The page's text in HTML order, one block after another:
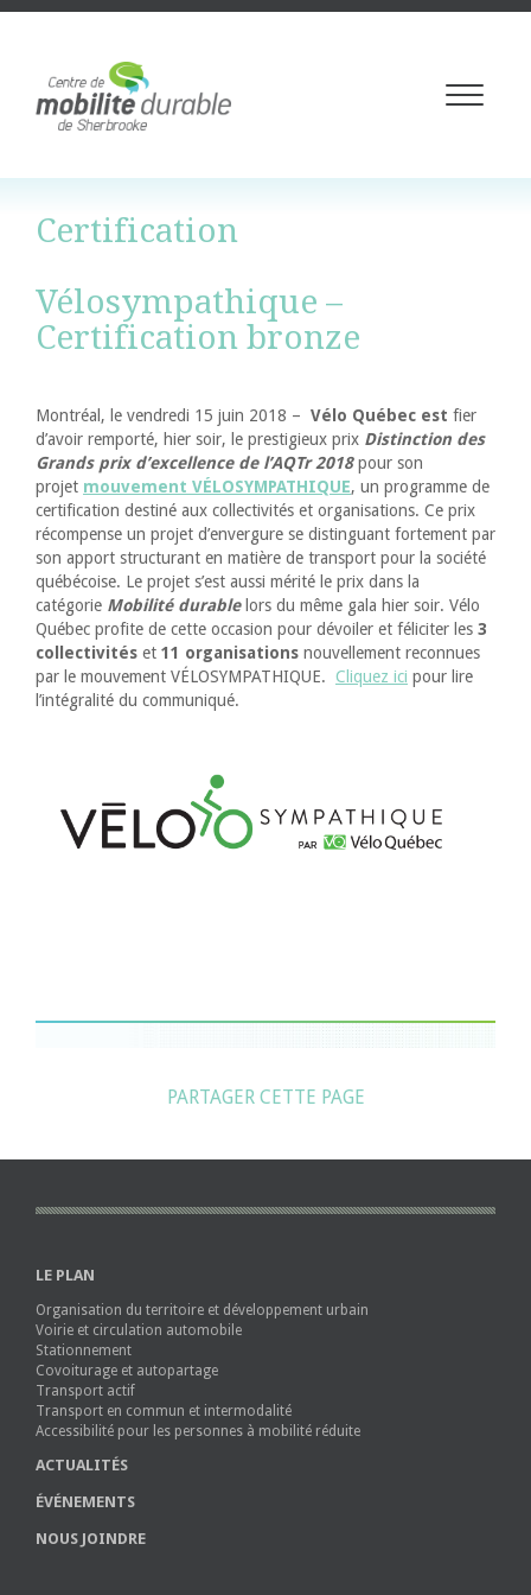
Toggle
Certification
Vélosympathique –
Certification bronze
Montréal, le vendredi 15 juin 2018 – Vélo Québec est fier
d’avoir remporté, hier soir, le prestigieux prix Distinction des
Grands prix d’excellence de l’AQTr 2018pour son
projet mouvement VÉLOSYMPATHIQUE, un programme de
certification destiné aux collectivités et organisations. Ce prix
récompense un projet d’envergure se distinguant fortement par
son apport structurant en matière de transport pour la société
québécoise. Le projet s’est aussi mérité le prix dans la
catégorie Mobilité durablelors du même gala hier soir. Vélo
Québec profite de cette occasion pour dévoiler et féliciter les 3
collectivités et 11 organisations nouvellement reconnues
par le mouvement VÉLOSYMPATHIQUE. Cliquez ici pour lire
l’intégralité du communiqué.
PARTAGER CETTE PAGE
LE PLAN
Organisation du territoire et développement urbain
Voirie et circulation automobile
Stationnement
Covoiturage et autopartage
Transport actif
Transport en commun et intermodalité
Accessibilité pour les personnes à mobilité réduite
ACTUALITÉS
ÉVÉNEMENTS
NOUS JOINDRE